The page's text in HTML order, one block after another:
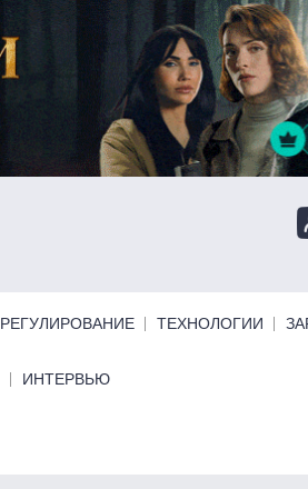
РЕГУЛИРОВАНИЕ ТЕХНОЛОГИИ
ИНТЕРВЬЮ